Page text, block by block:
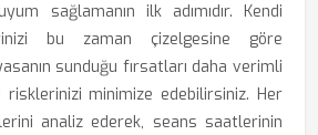
sağlamanın ilk adımıdır. Kendi
bu zaman çizelgesine göre
sunduğu fırsatları daha verimli
minimize edebilirsiniz. Her
analiz ederek, seans saatlerinin